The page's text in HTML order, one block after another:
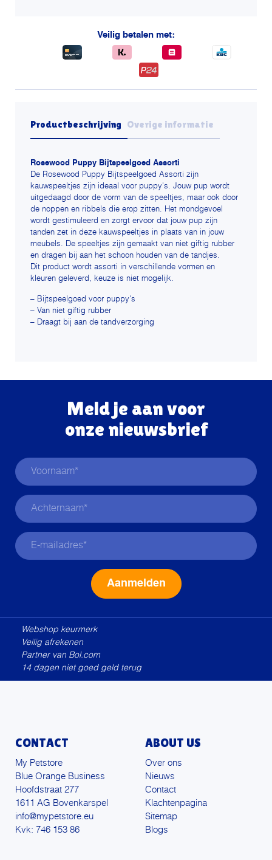
Veilig betalen met:
Productbeschrijving Overige informatie
Rosewood Puppy Bijtspeelgoed Assorti
De Rosewood Puppy Bijtspeelgoed Assorti zijn
kauwspeeltjes zijn ideaal voor puppy's. Jouw pup wordt
uitgedaagd door de vorm van de speeltjes, maar ook door
de noppen en ribbels die erop zitten. Het mondgevoel
wordt gestimuleerd en zorgt ervoor dat jouw pup zijn
tanden zet in deze kauwspeeltjes in plaats van in jouw
meubels. De speeltjes zijn gemaakt van niet giftig rubber
en dragen bij aan het schoon houden van de tandjes.
Dit product wordt assorti in verschillende vormen en
kleuren geleverd, keuze is niet mogelijk.
– Bijtspeelgoed voor puppy's
– Van niet giftig rubber
– Draagt bij aan de tandverzorging
Meld je aan voor
onze nieuwsbrief
Webshop keurmerk
Veilig afrekenen
Partner van Bol.com
14 dagen niet goed geld terug
CONTACT
My Petstore
Blue Orange Business
Hoofdstraat 277
1611 AG Bovenkarspel
info@mypetstore.eu
Kvk: 746 153 86
ABOUT US
Over ons
Nieuws
Contact
Klachtenpagina
Sitemap
Blogs